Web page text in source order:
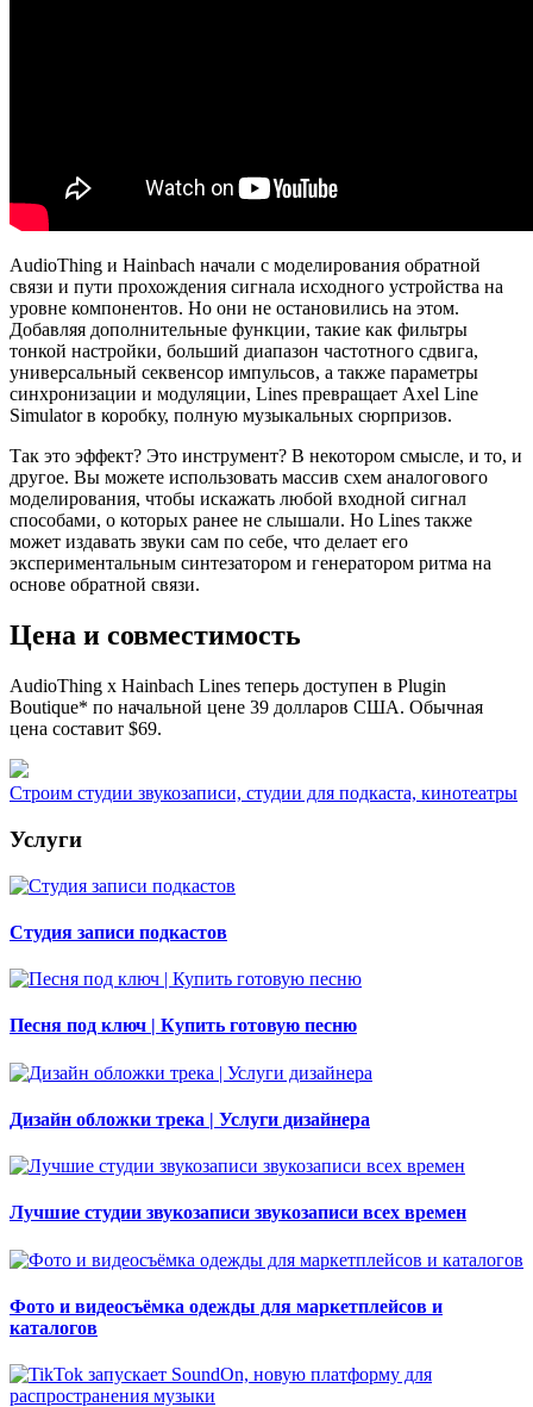
AudioThing и Hainbach начали с моделирования обратной
связи и пути прохождения сигнала исходного устройства на
уровне компонентов. Но они не остановились на этом.
Добавляя дополнительные функции, такие как фильтры
тонкой настройки, больший диапазон частотного сдвига,
универсальный секвенсор импульсов, а также параметры
синхронизации и модуляции, Lines превращает Axel Line
Simulator в коробку, полную музыкальных сюрпризов.
Так это эффект? Это инструмент? В некотором смысле, и то, и
другое. Вы можете использовать массив схем аналогового
моделирования, чтобы искажать любой входной сигнал
способами, о которых ранее не слышали. Но Lines также
может издавать звуки сам по себе, что делает его
экспериментальным синтезатором и генератором ритма на
основе обратной связи.
Цена и совместимость
AudioThing x Hainbach Lines теперь доступен в Plugin
Boutique* по начальной цене 39 долларов США. Обычная
цена составит $69.
Строим студии звукозаписи, студии для подкаста, кинотеатры
Услуги
Студия записи подкастов
Песня под ключ | Купить готовую песню
Дизайн обложки трека | Услуги дизайнера
Лучшие студии звукозаписи звукозаписи всех времен
Фото и видеосъёмка одежды для маркетплейсов и
каталогов